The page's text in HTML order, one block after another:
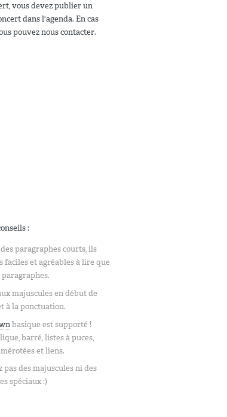
vous devez publier un
dans l'agenda. En cas
pouvez nous contacter.
:
paragraphes courts, ils
faciles et agréables à lire que
paragraphes.
majuscules en début de
à la ponctuation.
basique est supporté !
barré, listes à puces,
et liens.
pas des majuscules ni des
spéciaux :)